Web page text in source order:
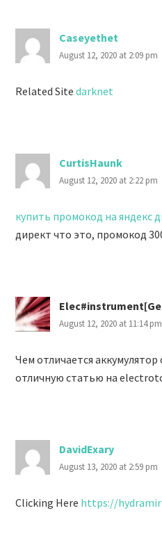
Caseyethet
August 12, 2020 at 2:09 pm
Related Sitedarknet
CurtisHaunk
August 12, 2020 at 2:22 pm
купить промокод на яндекс
директ что это, промокод
August 12, 2020 at 11:14 pm
Чем отличается
отличную статью на
DavidExary
August 13, 2020 at 2:59 pm
Clicking Here https://